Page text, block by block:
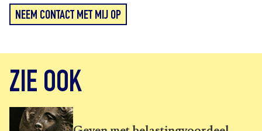
NEEM CONTACT MET MIJ OP
ZIE OOK